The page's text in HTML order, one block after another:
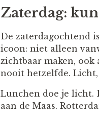
Zaterdag:
De zaterdagochtend
icoon: niet alleen
zichtbaar maken, ook
nooit hetzelfde.
Lunchen doe je licht.
aan de Maas.